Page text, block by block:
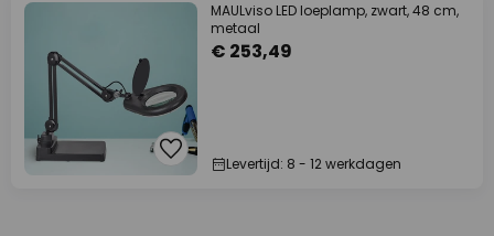
MAULviso LED loeplamp, zwart, 48 cm,
metaal
€ 253,49
Levertijd: 8 - 12 werkdagen